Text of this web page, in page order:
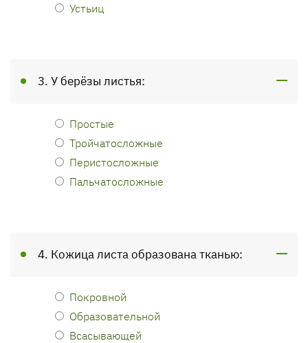
Устьиц
3. У берёзы листья:
Простые
Тройчатосложные
Перистосложные
Пальчатосложные
4. Кожица листа образована тканью:
Покровной
Образовательной
Всасывающей